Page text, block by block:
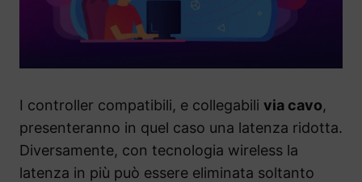
I controller compatibili, e collegabili via cavo,
presenteranno in quel caso una latenza ridotta.
Diversamente, con tecnologia wireless la
latenza in più può essere eliminata soltanto